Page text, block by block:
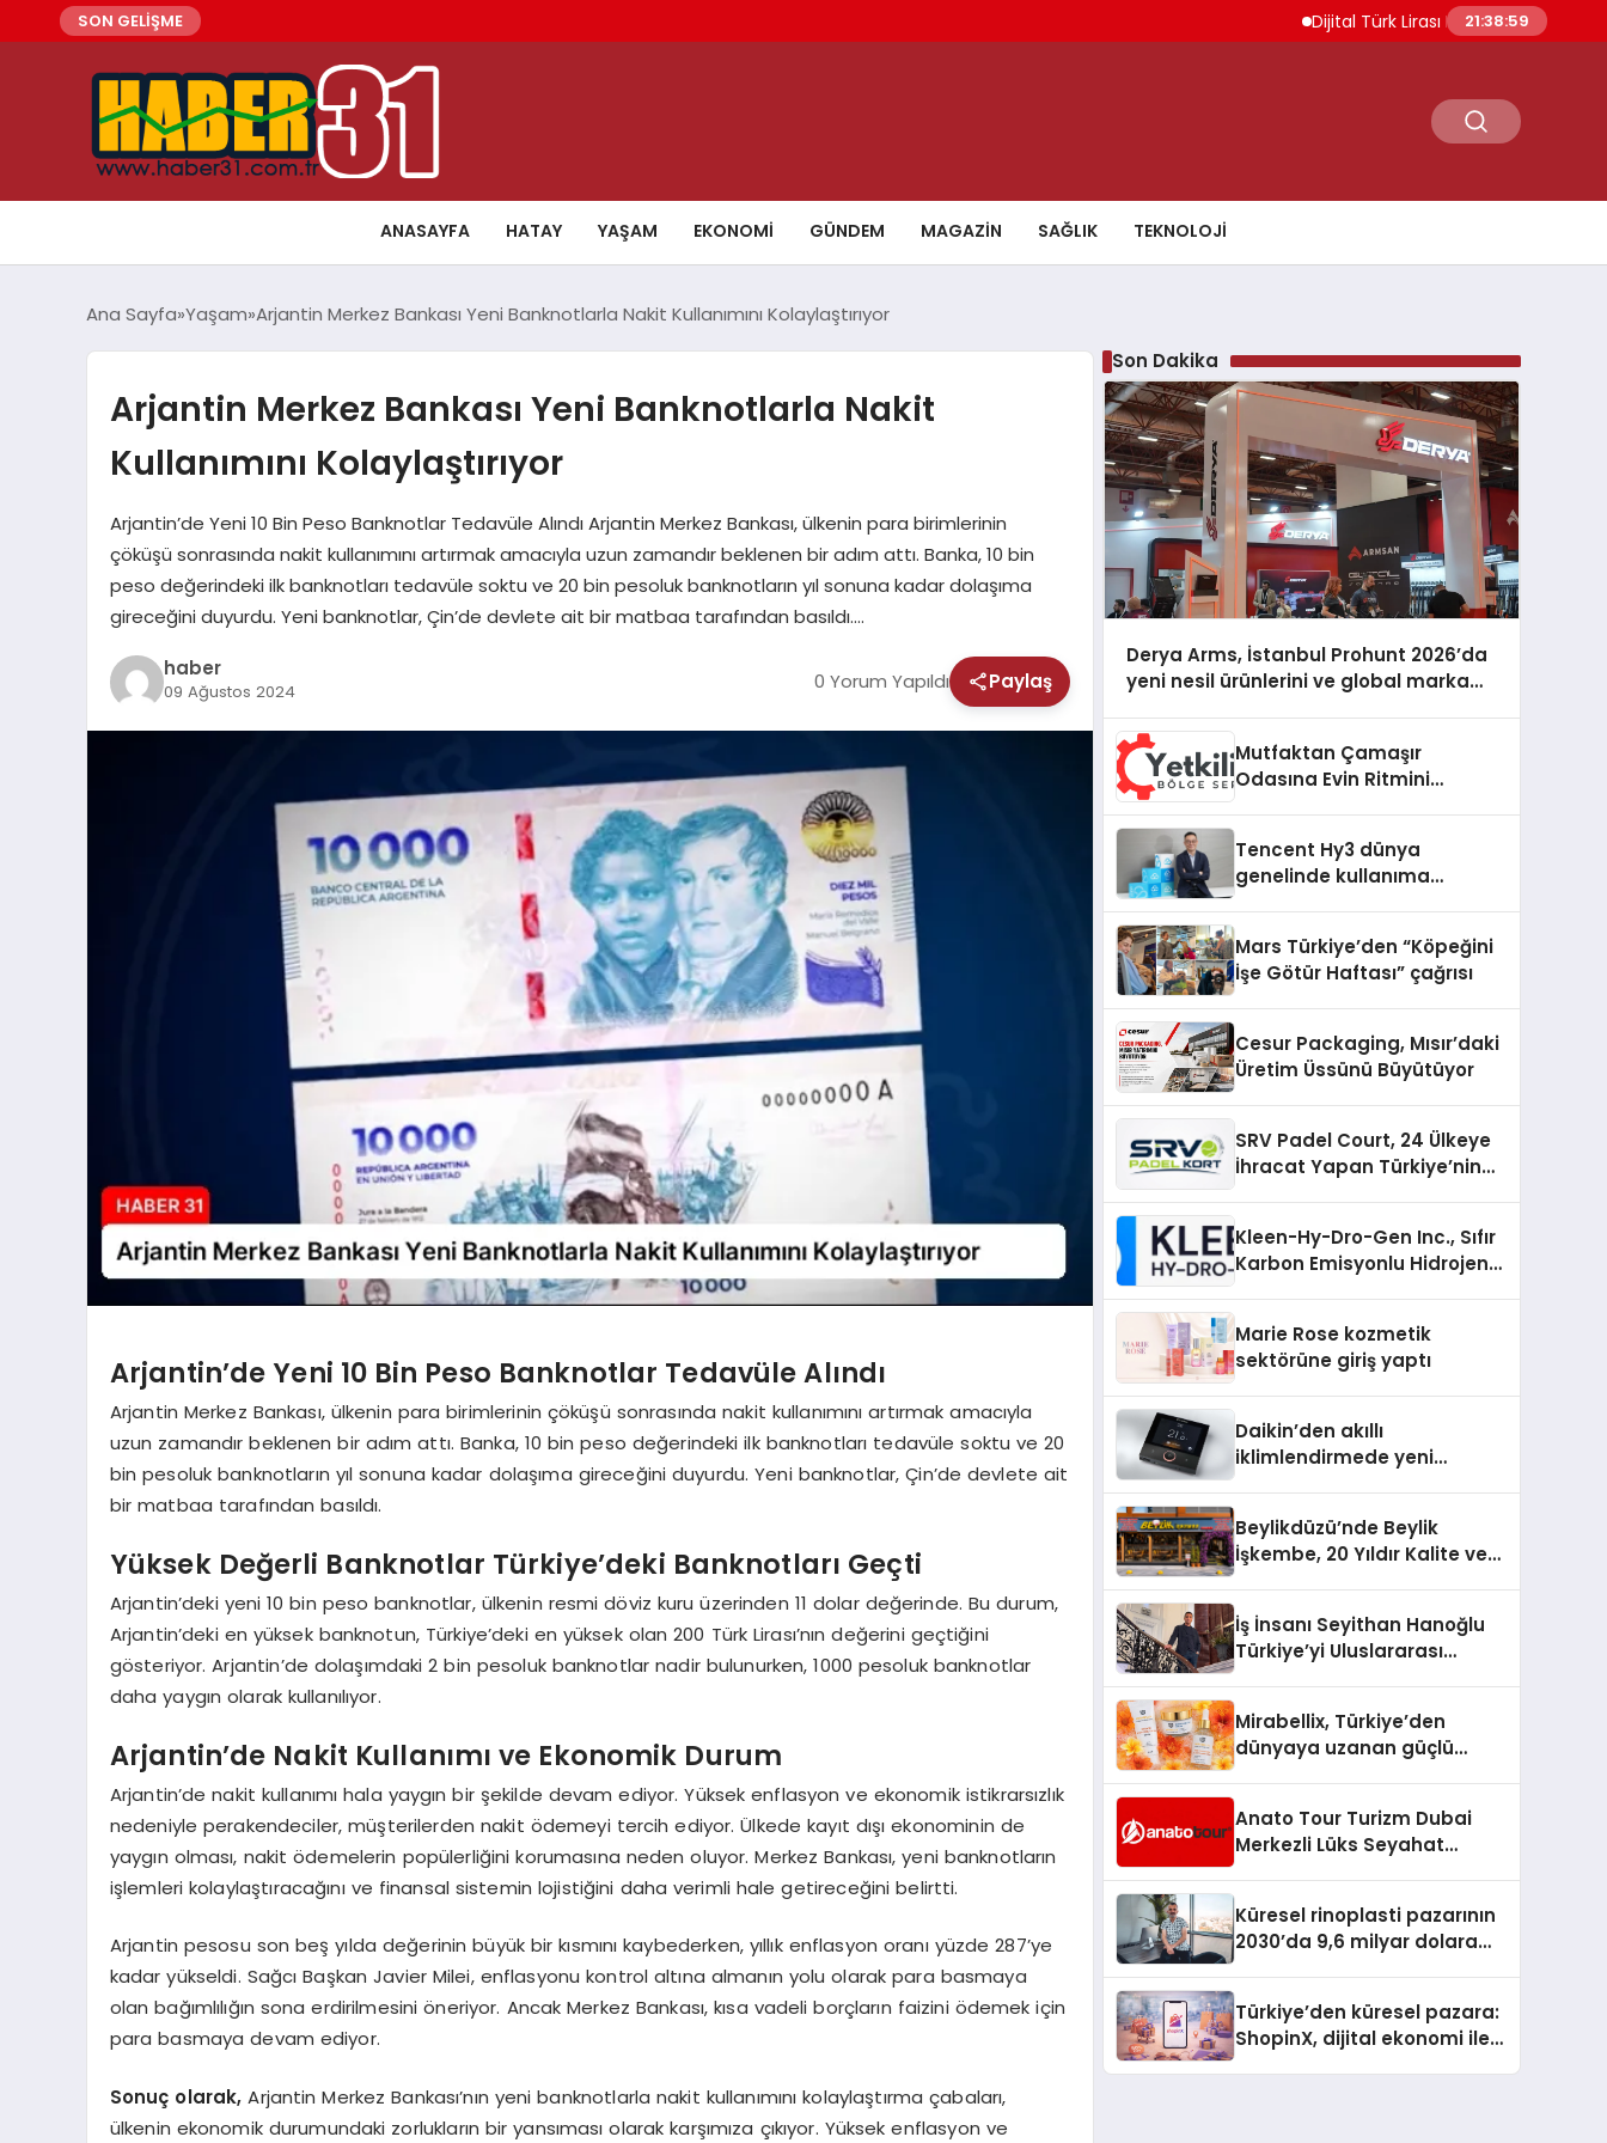
SON GELİŞME Dijital Türk Lirası Projesi Başvuru
21:39:00
ANASAYFA HATAY YAŞAM EKONOMI GÜNDEM MAGAZIN SAĞLIK TEKNOLOJI
Ana Sayfa Yaşam Arjantin Merkez Bankası Yeni Banknotlarla Nakit Kullanımını Kolaylaştırıyor
Arjantin Merkez Bankası Yeni Banknotlarla Nakit
Kullanımını Kolaylaştırıyor
Arjantin’de Yeni 10 Bin Peso Banknotlar Tedavüle Alındı Arjantin Merkez Bankası, ülkenin para birimlerinin
çöküşü sonrasında nakit kullanımını artırmak amacıyla uzun zamandır beklenen bir adım attı. Banka, 10 bin
peso değerindeki ilk banknotları tedavüle soktu ve 20 bin pesoluk banknotların yıl sonuna kadar dolaşıma
gireceğini duyurdu. Yeni banknotlar, Çin’de devlete ait bir matbaa tarafından basıldı….
haber
09 Ağustos 2024 0 Yorum Yapıldı Paylaş
Arjantin’de Yeni 10 Bin Peso Banknotlar Tedavüle Alındı
Arjantin Merkez Bankası, ülkenin para birimlerinin çöküşü sonrasında nakit kullanımını artırmak amacıyla
uzun zamandır beklenen bir adım attı. Banka, 10 bin peso değerindeki ilk banknotları tedavüle soktu ve 20
bin pesoluk banknotların yıl sonuna kadar dolaşıma gireceğini duyurdu. Yeni banknotlar, Çin’de devlete ait
bir matbaa tarafından basıldı.
Yüksek Değerli Banknotlar Türkiye’deki Banknotları Geçti
Arjantin’deki yeni 10 bin peso banknotlar, ülkenin resmi döviz kuru üzerinden 11 dolar değerinde. Bu durum,
Arjantin’deki en yüksek banknotun, Türkiye’deki en yüksek olan 200 Türk Lirası’nın değerini geçtiğini
gösteriyor. Arjantin’de dolaşımdaki 2 bin pesoluk banknotlar nadir bulunurken, 1000 pesoluk banknotlar
daha yaygın olarak kullanılıyor.
Arjantin’de Nakit Kullanımı ve Ekonomik Durum
Arjantin’de nakit kullanımı hala yaygın bir şekilde devam ediyor. Yüksek enflasyon ve ekonomik istikrarsızlık
nedeniyle perakendeciler, müşterilerden nakit ödemeyi tercih ediyor. Ülkede kayıt dışı ekonominin de
yaygın olması, nakit ödemelerin popülerliğini korumasına neden oluyor. Merkez Bankası, yeni banknotların
işlemleri kolaylaştıracağını ve finansal sistemin lojistiğini daha verimli hale getireceğini belirtti.
Arjantin pesosu son beş yılda değerinin büyük bir kısmını kaybederken, yıllık enflasyon oranı yüzde 287’ye
kadar yükseldi. Sağcı Başkan Javier Milei, enflasyonu kontrol altına almanın yolu olarak para basmaya
olan bağımlılığın sona erdirilmesini öneriyor. Ancak Merkez Bankası, kısa vadeli borçların faizini ödemek için
para basmaya devam ediyor.
Sonuç olarak, Arjantin Merkez Bankası’nın yeni banknotlarla nakit kullanımını kolaylaştırma çabaları,
ülkenin ekonomik durumundaki zorlukların bir yansıması olarak karşımıza çıkıyor. Yüksek enflasyon ve
Son Dakika
Derya Arms, İstanbul Prohunt 2026’da
yeni nesil ürünlerini ve global marka
Mutfaktan Çamaşır
Odasına Evin Ritmini
Destek Deneyimi
Tencent Hy3 dünya
genelinde kullanıma
Mars Türkiye’den “Köpeğini
İşe Götür Haftası” çağrısı
Cesur Packaging, Mısır’daki
Üretim Üssünü Büyütüyor
SRV Padel Court, 24 Ülkeye
İhracat Yapan Türkiye’nin
Kleen-Hy-Dro-Gen Inc., Sıfır
Karbon Emisyonlu Hidrojen
Aldı
Marie Rose kozmetik
sektörüne giriş yaptı
Daikin’den akıllı
iklimlendirmede yeni
Beylikdüzü’nde Beylik
İşkembe, 20 Yıldır Kalite ve
İş İnsanı Seyithan Hanoğlu
Türkiye’yi Uluslararası
Mirabellix, Türkiye’den
dünyaya uzanan güçlü
Anato Tour Turizm Dubai
Merkezli Lüks Seyahat
Küresel rinoplasti pazarının
2030’da 9,6 milyar dolara
Türkiye’den küresel pazara:
ShopinX, dijital ekonomi ile